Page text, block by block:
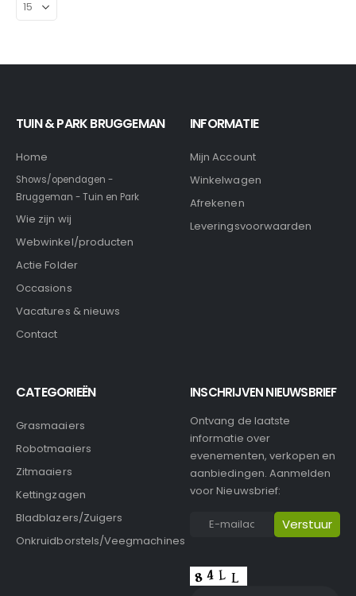
TUIN & PARK BRUGGEMAN
Home
Shows/opendagen -
Bruggeman - Tuin en Park
Wie zijn wij
Webwinkel/producten
Actie Folder
Occasions
Vacatures & nieuws
Contact
INFORMATIE
Mijn Account
Winkelwagen
Afrekenen
Leveringsvoorwaarden
CATEGORIEËN
Grasmaaiers
Robotmaaiers
Zitmaaiers
Kettingzagen
Bladblazers/Zuigers
Onkruidborstels/Veegmachines
INSCHRIJVEN NIEUWSBRIEF
Ontvang de laatste
informatie over
evenementen, verkopen en
aanbiedingen. Aanmelden
voor Nieuwsbrief: